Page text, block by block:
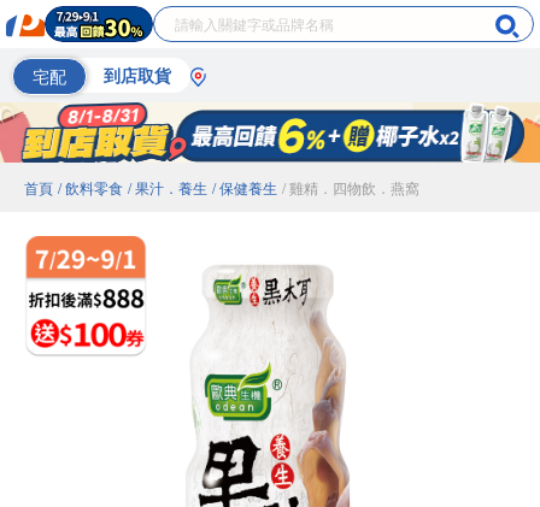
宅配 到店取貨
首頁 / 飲料零食 / 果汁．養生 / 保健養生 / 雞精．四物飲．燕窩